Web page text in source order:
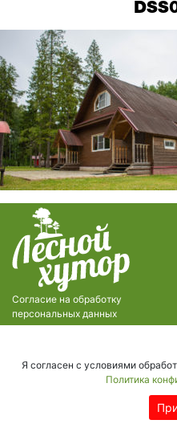
Я согласен с условиями
Политика
Согласие на обработку
персональных данных